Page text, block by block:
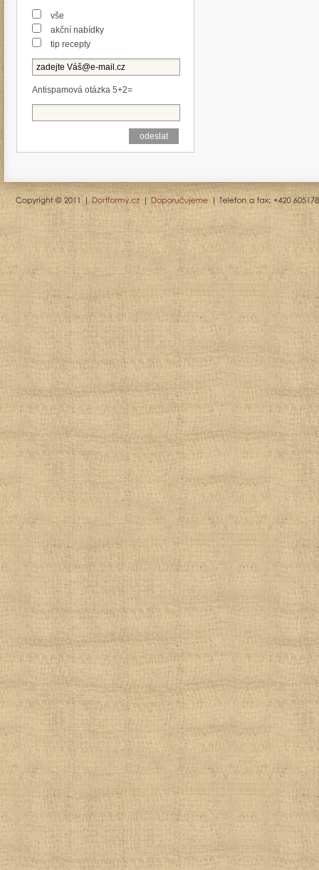
vše
akční nabídky
tip recepty
Antispamová otázka 5+2=